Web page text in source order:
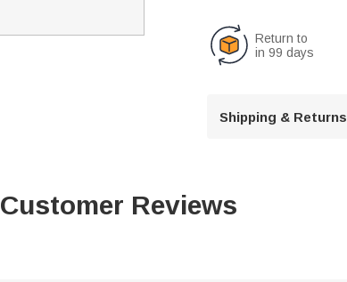
Return to
in 99 days
Shipping & Returns
Customer Reviews